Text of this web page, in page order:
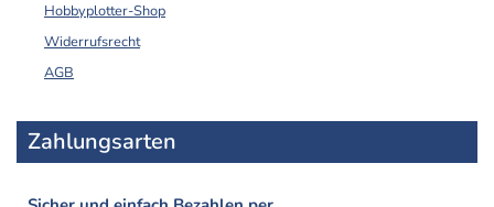
Hobbyplotter-Shop
Widerrufsrecht
AGB
Zahlungsarten